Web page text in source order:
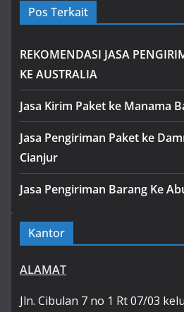
Pos Terkait
REKOMENDASI JASA
KE AUSTRALIA
Jasa Kirim Paket ke Manama
Jasa Pengiriman Paket ke
Cianjur
Jasa Pengiriman Barang Ke
Kantor
ALAMAT
Jln. Cibulan 7 no 1 Rt 07/03